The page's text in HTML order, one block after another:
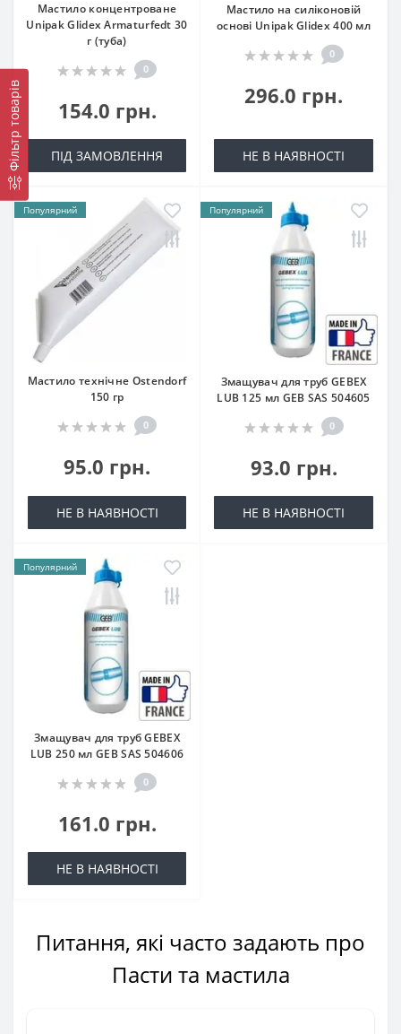
Фільтр товарів
Мастило концентроване
Unipak Glidex Armaturfedt 30
г (туба)
0
154.0 грн.
ПІД ЗАМОВЛЕННЯ
Мастило на силіконовій
основі Unipak Glidex 400 мл
0
296.0 грн.
НЕ В НАЯВНОСТІ
Популярний
Мастило технічне Ostendorf
150 гр
0
95.0 грн.
НЕ В НАЯВНОСТІ
Популярний
Змащувач для труб GEBEX
LUB 125 мл GEB SAS 504605
0
93.0 грн.
НЕ В НАЯВНОСТІ
Популярний
Змащувач для труб GEBEX
LUB 250 мл GEB SAS 504606
0
161.0 грн.
НЕ В НАЯВНОСТІ
Питання, які часто задають про
Пасти та мастила